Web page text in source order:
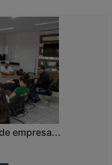
empresa...